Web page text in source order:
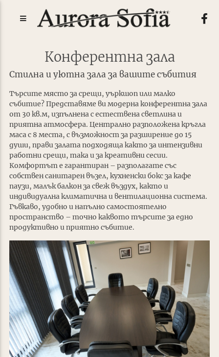
Конферентна зала
Стилна и уютна зала за вашите събития
Търсите място за срещи, уъркшоп или малко
събитие? Представяме ви модерна конферентна зала
от 30 кв.м, изпълнена с естествена светлина и
приятна атмосфера. Централно разположена кръгла
маса с 8 места, с възможност за разширение до 15
души, прави залата подходяща както за интензивни
работни срещи, така и за креативни сесии.
Комфортът е гарантиран – разполагате със
собствен санитарен възел, кухненски бокс за кафе
паузи, малък балкон за свеж въздух, както и
индивидуална климатична и вентилационна система.
Гъвкаво, удобно и напълно самостоятелно
пространство – точно каквото търсите за едно
продуктивно и приятно събитие.